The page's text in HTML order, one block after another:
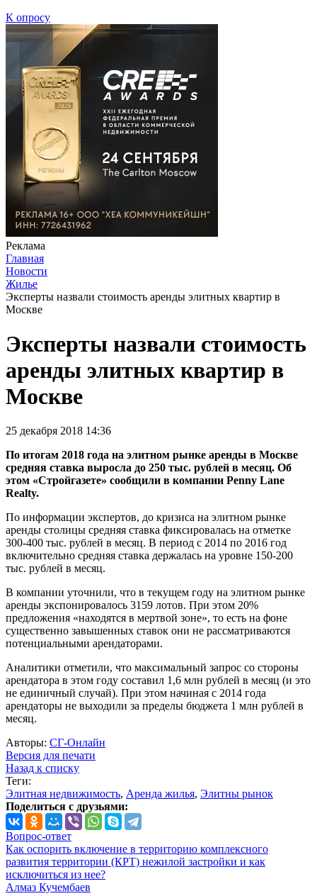
К опросу
Реклама
Главная
Новости
Жилье
Эксперты назвали стоимость аренды элитных квартир в
Москве
Эксперты назвали стоимость
аренды элитных квартир в
Москве
25 декабря 2018 14:36
По итогам 2018 года на элитном рынке аренды в Москве
средняя ставка выросла до 250 тыс. рублей в месяц. Об
этом «Стройгазете» сообщили в компании Penny Lane
Realty.
По информации экспертов, до кризиса на элитном рынке
аренды столицы средняя ставка фиксировалась на отметке
300-400 тыс. рублей в месяц. В период с 2014 по 2016 год
включительно средняя ставка держалась на уровне 150-200
тыс. рублей в месяц.
В компании уточнили, что в текущем году на элитном рынке
аренды экспонировалось 3159 лотов. При этом 20%
предложения «находятся в мертвой зоне», то есть на фоне
существенно завышенных ставок они не рассматриваются
потенциальными арендаторами.
Аналитики отметили, что максимальный запрос со стороны
арендатора в этом году составил 1,6 млн рублей в месяц (и это
не единичный случай). При этом начиная с 2014 года
арендаторы не выходили за пределы бюджета 1 млн рублей в
месяц.
Авторы: СГ-Онлайн
Версия для печати
Назад к списку
Теги:
Элитная недвижимость, Аренда жилья, Элитны рынок
Поделиться с друзьями:
Вопрос-ответ
Как оспорить включение в территорию комплексного
развития территории (КРТ) нежилой застройки и как
исключиться из нее?
Алмаз Кучембаев